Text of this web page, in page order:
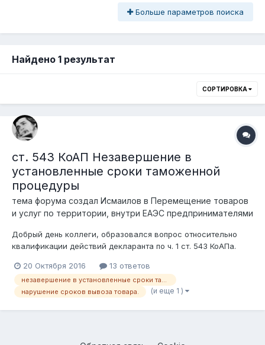
Больше параметров поиска
Найдено 1 результат
СОРТИРОВКА
ст. 543 КоАП Незавершение в
установленные сроки таможенной
процедуры
тема форума создал Исмаилов в Перемещение товаров
и услуг по территории, внутри ЕАЭС предпринимателями
Добрый день коллеги, образовался вопрос относительно
квалификации действий декларанта по ч. 1 ст. 543 КоАПа.
таможенный склад (импорт 70) 12.07.2016 года с заявленным
сроком хранения 12.07.2019. Далее 23.09.2016 года
оформляется процедура вып...
20 Октября 2016 13 ответов
незавершение в установленные сроки таможенной процедуры адм ответственность
нарушение сроков вывоза товара.
(и еще 1 )